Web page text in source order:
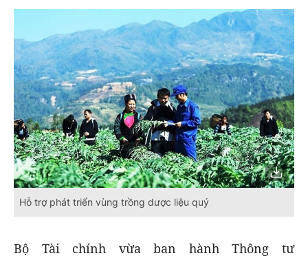
Hỗ trợ phát triển vùng trồng dược liệu quý
Bộ Tài chính vừa ban hành Thông tư